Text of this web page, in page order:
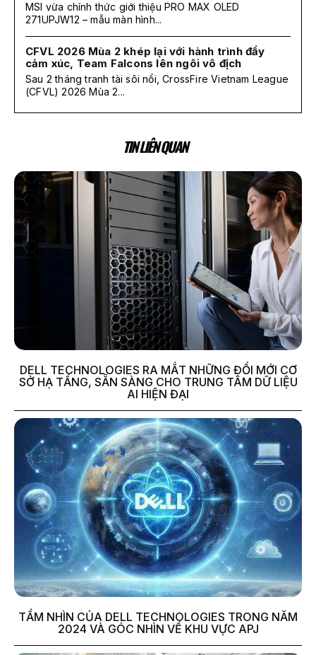
MSI vừa chính thức giới thiệu PRO MAX OLED
271UPJW12 – mẫu màn hình...
CFVL 2026 Mùa 2 khép lại với hành trình đầy
cảm xúc, Team Falcons lên ngôi vô địch
Sau 2 tháng tranh tài sôi nổi, CrossFire Vietnam League
(CFVL) 2026 Mùa 2...
TIN LIÊN QUAN
DELL TECHNOLOGIES RA MẮT NHỮNG ĐỔI MỚI CƠ
SỞ HẠ TẦNG, SẴN SÀNG CHO TRUNG TÂM DỮ LIỆU
AI HIỆN ĐẠI
TẦM NHÌN CỦA DELL TECHNOLOGIES TRONG NĂM
2024 VÀ GÓC NHÌN VỀ KHU VỰC APJ